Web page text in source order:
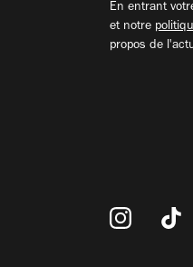
En entrant
et notre
propos de